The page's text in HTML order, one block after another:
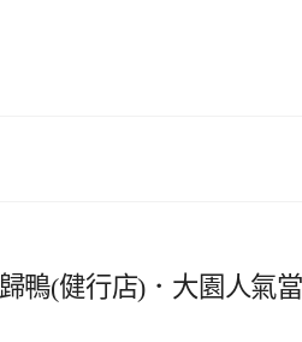
鴨(健行店)．大園人氣